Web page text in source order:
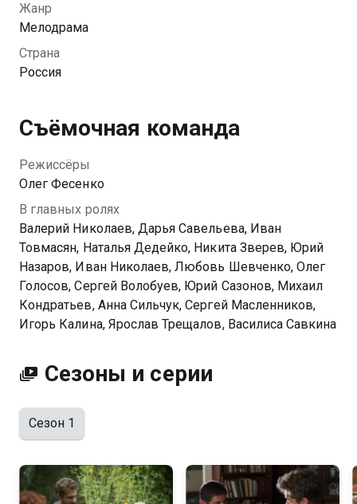
которым давно не общался, но тот неожиданно
умирает, оставив дорогой семейный дом и деньги
младшему сыну Алексею, который отказывается
помочь брату из-за старого конфликта, а затем
которой Павла сбивает машина...
Жанр
Мелодрама
Страна
Россия
Съёмочная команда
Режиссёры
Олег Фесенко
В главных ролях
Валерий Николаев, Дарья Савельева, Иван
Товмасян, Наталья Дедейко, Никита Зверев, Юрий
Назаров, Иван Николаев, Любовь Шевченко, Олег
Голосов, Сергей Волобуев, Юрий Сазонов, Михаил
Кондратьев, Анна Сильчук, Сергей Масленников,
Игорь Калина, Ярослав Трещалов, Василиса Савкина
Сезоны и серии
Сезон 1